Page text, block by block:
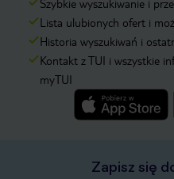
Szybkie wyszukiwanie i
Lista ulubionych ofert i
Historia wyszukiwań i
Kontakt z TUI i wszystkie
myTUI
Zapisz się